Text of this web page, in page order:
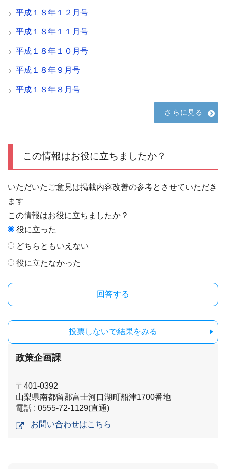
平成１８年１２月号
平成１８年１１月号
平成１８年１０月号
平成１８年９月号
平成１８年８月号
さらに見る
この情報はお役に立ちましたか？
いただいたご意見は掲載内容改善の参考とさせていただき
ます
この情報はお役に立ちましたか？
役に立った
どちらともいえない
役に立たなかった
投票しないで結果をみる
政策企画課
〒401-0392
山梨県南都留郡富士河口湖町船津1700番地
電話 : 0555-72-1129(直通)
お問い合わせはこちら